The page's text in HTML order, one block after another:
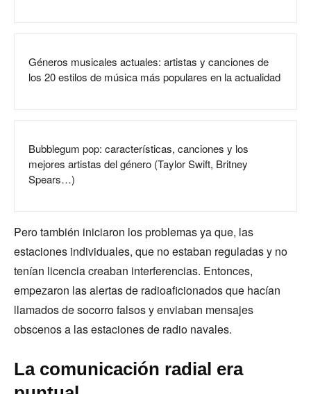
Géneros musicales actuales: artistas y canciones de
los 20 estilos de música más populares en la actualidad
Bubblegum pop: características, canciones y los
mejores artistas del género (Taylor Swift, Britney
Spears…)
Pero también iniciaron los problemas ya que, las
estaciones individuales, que no estaban reguladas y no
tenían licencia creaban interferencias. Entonces,
empezaron las alertas de radioaficionados que hacían
llamados de socorro falsos y enviaban mensajes
obscenos a las estaciones de radio navales.
La comunicación radial era